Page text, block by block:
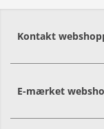
Kontakt
E-mærket